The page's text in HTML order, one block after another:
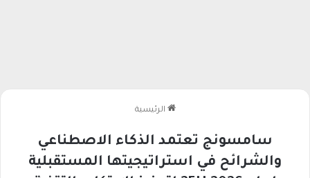
الرئيسية
سامسونج تعتمد الذكاء الاصطناعي
والشرائح في استراتيجيتها المستقبلية